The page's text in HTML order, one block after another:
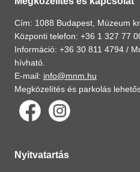
Cím: 1088 Budapest, Múzeum
Központi telefon: +36 1 327 77
Információ: +36 30 811 4794 /
hívható.
E-mail: info@mnm.hu
Megközelítés és parkolás
Nyitvatartás